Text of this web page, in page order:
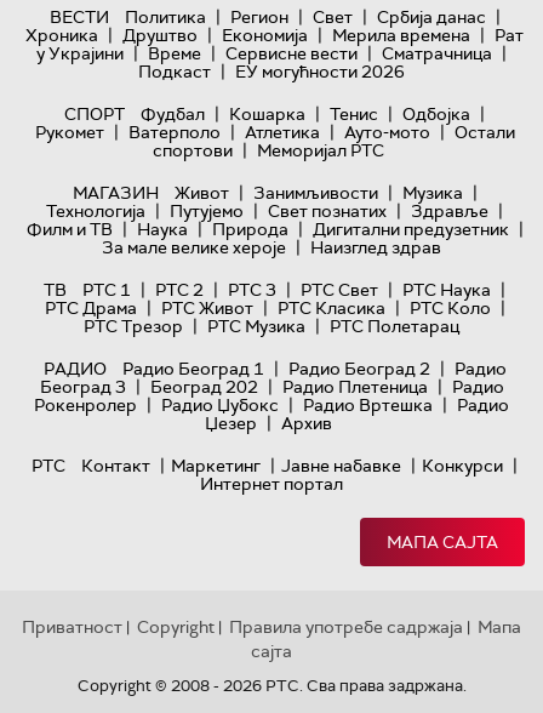
ВЕСТИ Политика | Регион | Свет | Србија данас |
Хроника | Друштво | Економија | Мерила времена | Рат
у Украјини | Време | Сервисне вести | Сматрачница |
Подкаст | ЕУ могућности 2026
СПОРТ
Фудбал | Кошарка | Тенис | Одбојка |
Рукомет | Ватерполо | Атлетика | Ауто-мото | Остали
спортови | Меморијал РТС
МАГАЗИН
Живот | Занимљивости | Музика |
Технологијa | Путујемо | Свет познатих | Здравље |
Филм и ТВ | Наука | Природа | Дигитални предузетник |
За мале велике хероје | Наизглед здрав
ТВ
РТС 1 | РТС 2 | РТС 3 | РТС Свет | РТС Наука |
РТС Драма | РТС Живот | РТС Класика | РТС Коло |
РТС Трезор | РТС Музика | РТС Полетарац
РАДИО
Радио Београд 1 | Радио Београд 2 | Радио
Београд 3 | Београд 202 | Радио Плетеница | Радио
Рокенролер | Радио Џубокс | Радио Вртешка | Радио
Џезер | Архив
РТС
Контакт | Маркетинг | Јавне набавке | Конкурси |
Интернет портал
МАПА САЈТА
Приватност | Copyright | Правила употребе садржаја | Мапа
сајта
Copyright © 2008 - 2026 РТС. Сва права задржана.